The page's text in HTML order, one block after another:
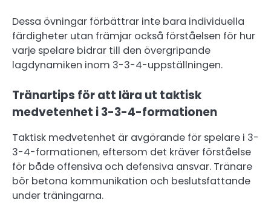
Dessa övningar förbättrar inte bara individuella
färdigheter utan främjar också förståelsen för hur
varje spelare bidrar till den övergripande
lagdynamiken inom 3-3-4-uppställningen.
Tränartips för att lära ut taktisk
medvetenhet i 3-3-4-formationen
Taktisk medvetenhet är avgörande för spelare i 3-
3-4-formationen, eftersom det kräver förståelse
för både offensiva och defensiva ansvar. Tränare
bör betona kommunikation och beslutsfattande
under träningarna.